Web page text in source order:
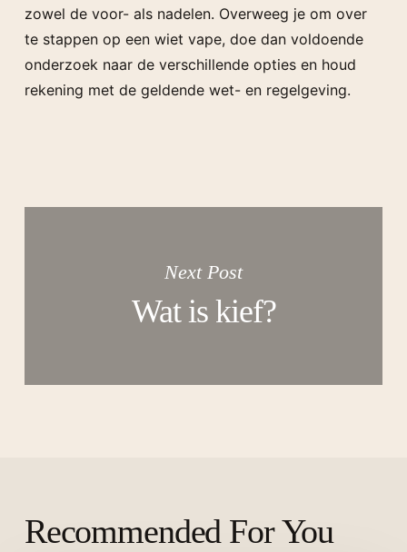
zowel de voor- als nadelen. Overweeg je om over
te stappen op een wiet vape, doe dan voldoende
onderzoek naar de verschillende opties en houd
rekening met de geldende wet- en regelgeving.
Next Post
Wat is kief?
Recommended For You